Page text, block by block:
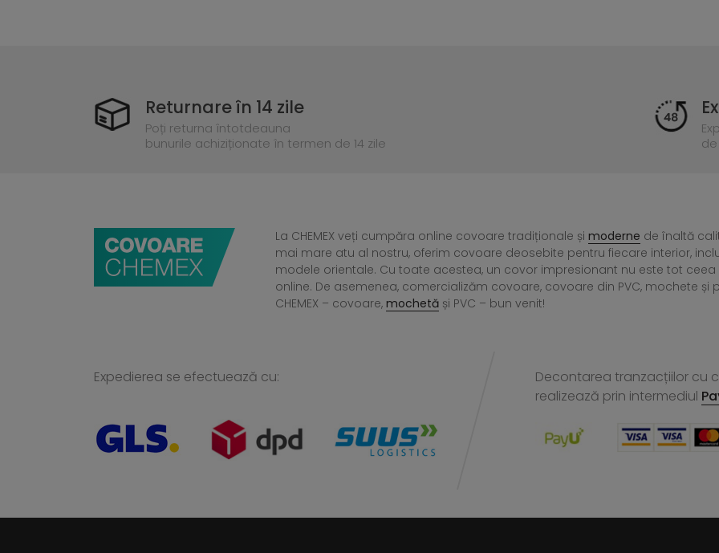
Returnare în 14 zile
Poți returna întotdeauna
bunurile achiziționate în termen de 14 zile
La CHEMEX veți cumpăra online covoare tradiționale și moderne de înaltă
mai mare atu al nostru, oferim covoare deosebite pentru fiecare interior,
modele orientale. Cu toate acestea, un covor impresionant nu este tot
online. De asemenea, comercializăm covoare, covoare din PVC, mochete și
CHEMEX – covoare, mochetă și PVC – bun venit!
Expedierea se efectuează cu:
Decontarea tranzacțiilor cu
realizează prin intermediul